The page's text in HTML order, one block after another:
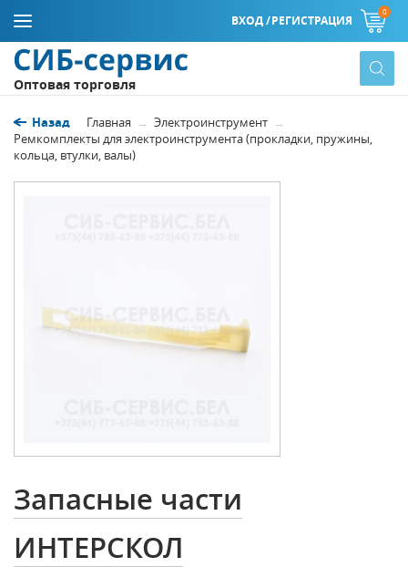
ВХОД /РЕГИСТРАЦИЯ
0
Оптовая торговля
Назад Главная
Электроинструмент
Ремкомплекты для электроинструмента (прокладки, пружины,
кольца, втулки, валы)
Запасные части
ИНТЕРСКОЛ